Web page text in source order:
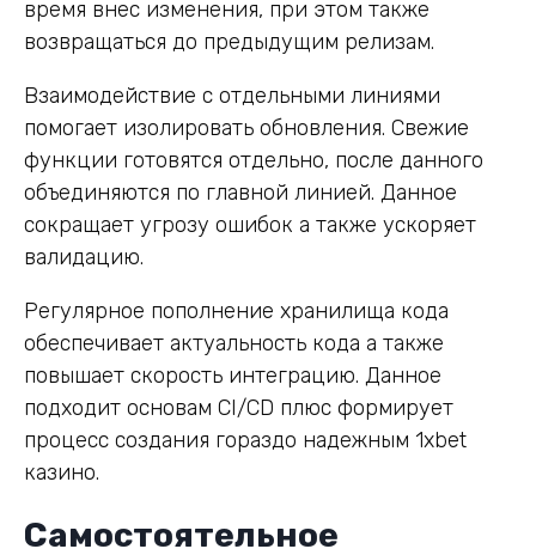
время внес изменения, при этом также
возвращаться до предыдущим релизам.
Взаимодействие с отдельными линиями
помогает изолировать обновления. Свежие
функции готовятся отдельно, после данного
объединяются по главной линией. Данное
сокращает угрозу ошибок а также ускоряет
валидацию.
Регулярное пополнение хранилища кода
обеспечивает актуальность кода а также
повышает скорость интеграцию. Данное
подходит основам CI/CD плюс формирует
процесс создания гораздо надежным 1xbet
казино.
Самостоятельное